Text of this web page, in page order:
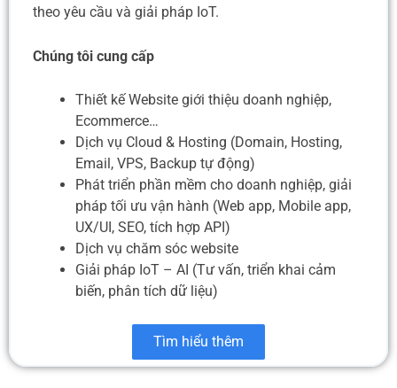
theo yêu cầu và giải pháp IoT.
Chúng tôi cung cấp
Thiết kế Website giới thiệu doanh nghiệp,
Ecommerce…
Dịch vụ Cloud & Hosting (Domain, Hosting,
Email, VPS, Backup tự động)
Phát triển phần mềm cho doanh nghiệp, giải
pháp tối ưu vận hành (Web app, Mobile app,
UX/UI, SEO, tích hợp API)
Dịch vụ chăm sóc website
Giải pháp IoT – AI (Tư vấn, triển khai cảm
biến, phân tích dữ liệu)
Tìm hiểu thêm